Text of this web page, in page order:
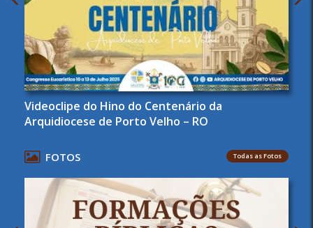
Videoclipe do Hino do Centenário da
Arquidiocese de Porto Velho – RO
FOTOS Todas as Fotos